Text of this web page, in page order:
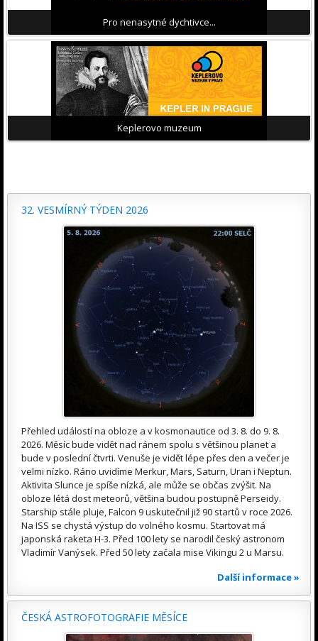
Pro nenasytné dychtivce...
Keplerovo muzeum
32. VESMÍRNÝ TÝDEN 2026
Přehled událostí na obloze a v kosmonautice od 3. 8. do 9. 8.
2026. Měsíc bude vidět nad ránem spolu s většinou planet a
bude v poslední čtvrti. Venuše je vidět lépe přes den a večer je
velmi nízko. Ráno uvidíme Merkur, Mars, Saturn, Uran i Neptun.
Aktivita Slunce je spíše nízká, ale může se občas zvýšit. Na
obloze létá dost meteorů, většina budou postupně Perseidy.
Starship stále pluje, Falcon 9 uskutečnil již 90 startů v roce 2026.
Na ISS se chystá výstup do volného kosmu. Startovat má
japonská raketa H-3. Před 100 lety se narodil český astronom
Vladimír Vanýsek. Před 50 lety začala mise Vikingu 2 u Marsu.
Další informace »
ČESKÁ ASTROFOTOGRAFIE MĚSÍCE